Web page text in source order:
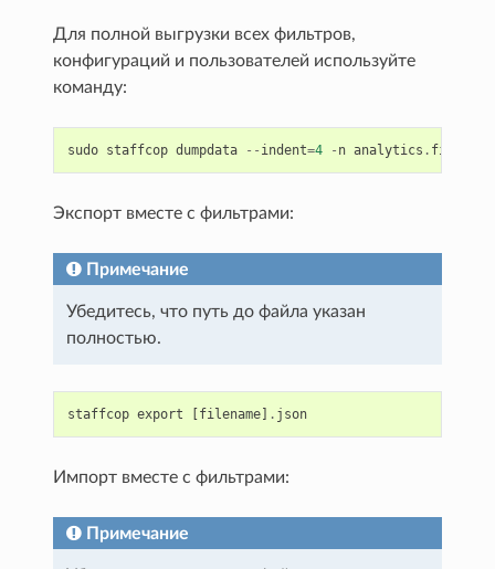
Для полной выгрузки всех фильтров,
конфигураций и пользователей используйте
команду:
sudo staffcop dumpdata -- indent=4 - n analytics . filter
Экспорт вместе с фильтрами:
Примечание
Убедитесь, что путь до файла указан
полностью.
staffcop export [filename] . json
Импорт вместе с фильтрами:
Примечание